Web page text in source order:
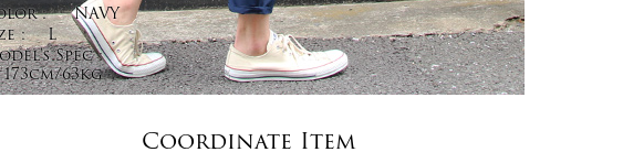
:
NAVY
:
L
Spec :
173cm/63kg
Coordinate Item